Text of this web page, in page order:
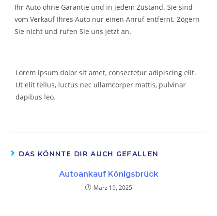
Ihr Auto ohne Garantie und in jedem Zustand. Sie sind
vom Verkauf Ihres Auto nur einen Anruf entfernt. Zögern
Sie nicht und rufen Sie uns jetzt an.
Lorem ipsum dolor sit amet, consectetur adipiscing elit.
Ut elit tellus, luctus nec ullamcorper mattis, pulvinar
dapibus leo.
DAS KÖNNTE DIR AUCH GEFALLEN
Autoankauf Königsbrück
März 19, 2025